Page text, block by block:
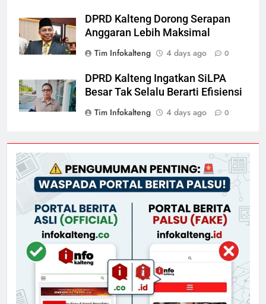
DPRD Kalteng Dorong Serapan
Anggaran Lebih Maksimal
Tim Infokalteng
4 days ago 0
DPRD Kalteng Ingatkan SiLPA
Besar Tak Selalu Berarti Efisiensi
Tim Infokalteng
4 days ago 0